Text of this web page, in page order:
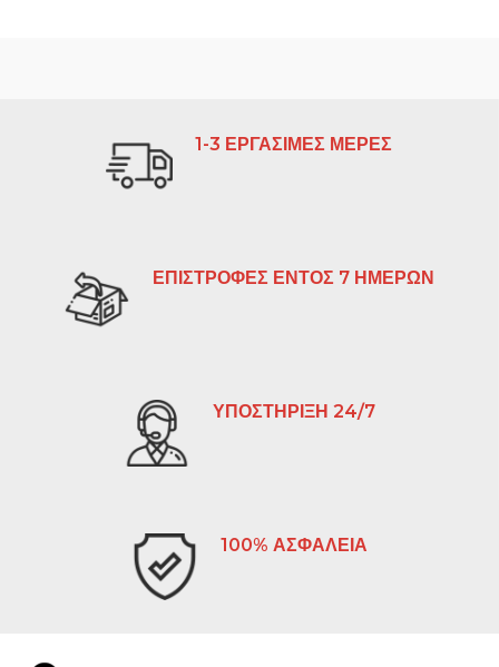
1-3 ΕΡΓΑΣΙΜΕΣ ΜΕΡΕΣ
ΕΠΙΣΤΡΟΦΕΣ ΕΝΤΟΣ 7 ΗΜΕΡΩΝ
ΥΠΟΣΤΗΡΙΞΗ 24/7
100% ΑΣΦΑΛΕΙΑ